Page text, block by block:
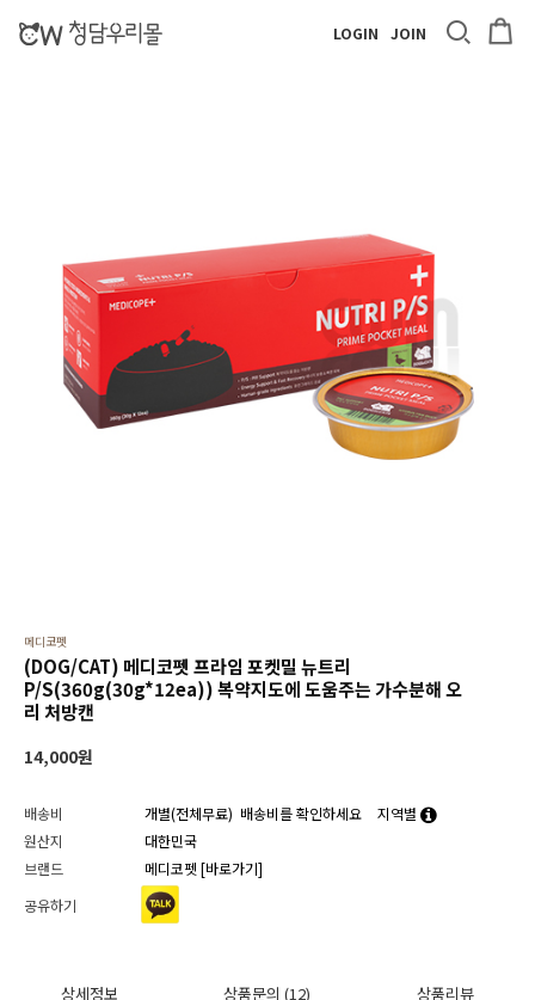
LOGIN JOIN
메디코펫
(DOG/CAT) 메디코펫 프라임 포켓밀 뉴트리
P/S(360g(30g*12ea)) 복약지도에 도움주는 가수분해 오
리 처방캔
14,000원
배송비 개별(전체무료) 배송비를 확인하세요
지역별
원산지
대한민국
브랜드
메디코펫 [바로가기]
공유하기
상세정보 상품문의(12) 상품리뷰